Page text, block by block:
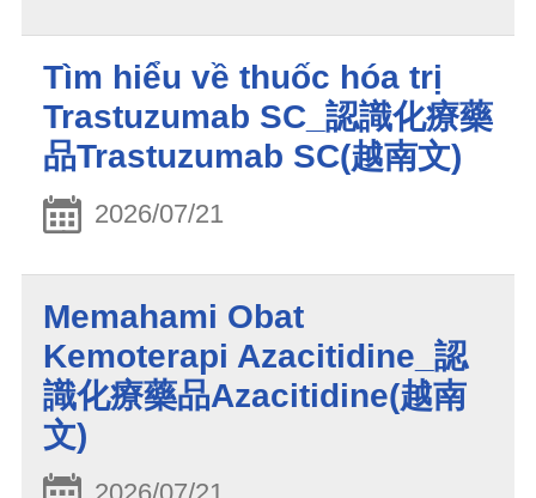
Tìm hiểu về thuốc hóa trị
Trastuzumab SC_認識化療藥
品Trastuzumab SC(越南文)
2026/07/21
Memahami Obat
Kemoterapi Azacitidine_認
識化療藥品Azacitidine(越南
文)